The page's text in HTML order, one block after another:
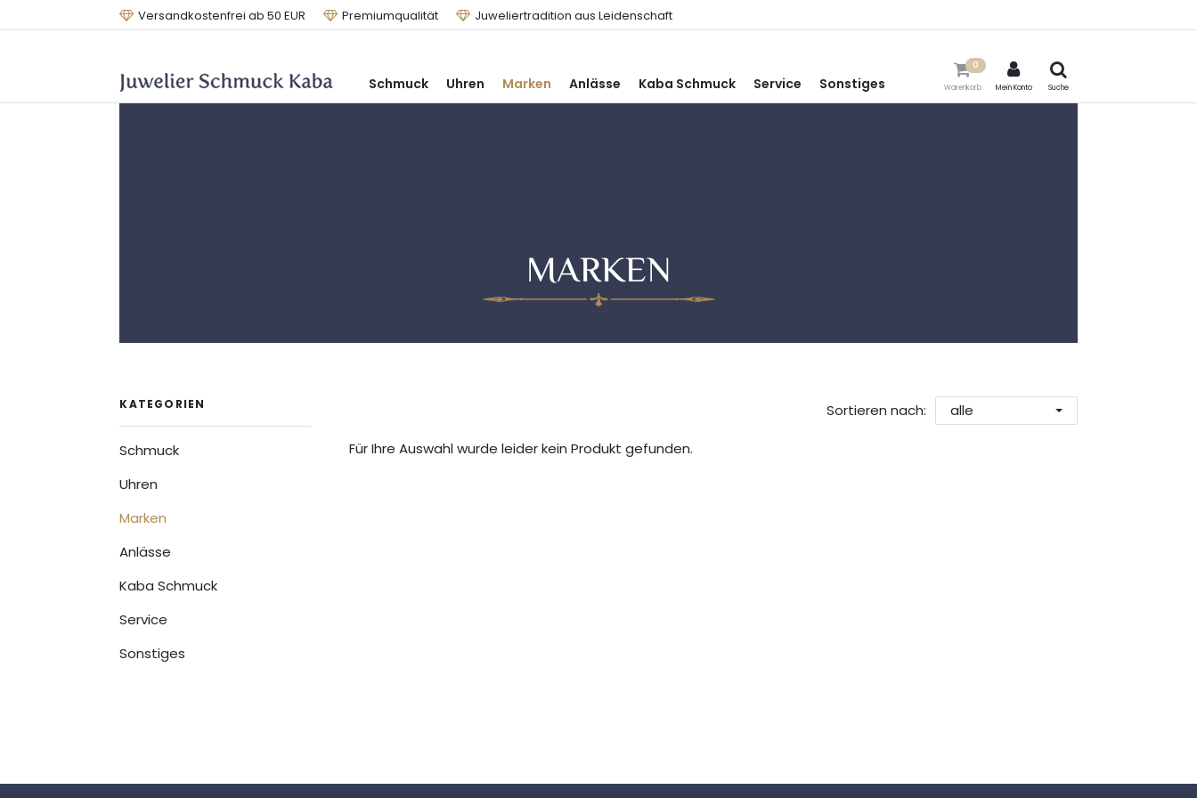
Versandkostenfrei ab 50 EUR Premiumqualität Juweliertradition aus Leidenschaft
Schmuck Uhren Marken Anlässe Kaba Schmuck Service Sonstiges Warenkorb
0
Mein Konto Suche
MARKEN
KATEGORIEN
Schmuck
Uhren
Marken
Anlässe
Kaba Schmuck
Service
Sonstiges
Sortieren nach: alle
Für Ihre Auswahl wurde leider kein Produkt gefunden.